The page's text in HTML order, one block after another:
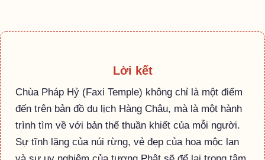
Lời kết
Chùa Pháp Hỷ (Faxi Temple) không chỉ là một điểm
đến trên bản đồ du lịch Hàng Châu, mà là một hành
trình tìm về với bản thể thuần khiết của mỗi người.
Sự tĩnh lặng của núi rừng, vẻ đẹp của hoa mộc lan